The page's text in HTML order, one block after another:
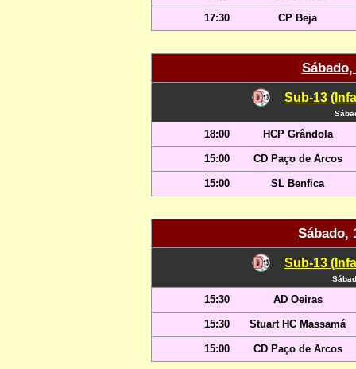
17:30 CP Beja
Sub-13
18:00 HCP Grândola
15:00 CD Paço de Arcos
15:00 SL Benfica
Sábado,
Sub-13
15:30 AD Oeiras
15:30 Stuart HC Massamá
15:00 CD Paço de Arcos